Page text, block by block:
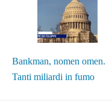
Bankman, nomen omen.
Tanti miliardi in fumo